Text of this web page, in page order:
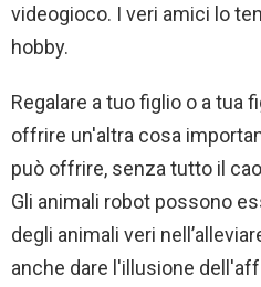
videogioco. I veri amici lo
hobby.
Regalare a tuo figlio o a tua
offrire un'altra cosa
può offrire, senza tutto il
Gli animali robot possono
degli animali veri
anche dare l'illusione